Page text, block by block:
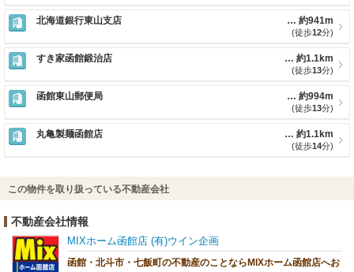
北海道銀行東山支店 約941m
(徒歩12分)
すき家函館鍛治店 約1.1km
(徒歩13分)
函館東山郵便局 約994m
(徒歩13分)
丸亀製麺函館店 約1.1km
(徒歩14分)
この物件を取り扱っている不動産会社
不動産会社情報
MIXホーム函館店 (有)ウイン企画
函館・北斗市・七飯町の不動産のことならMIXホーム函館店へお